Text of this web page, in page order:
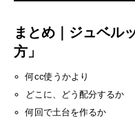
まとめ｜ジュベル
方」
何cc使うかより
どこに、どう配分するか
何回で土台を作るか